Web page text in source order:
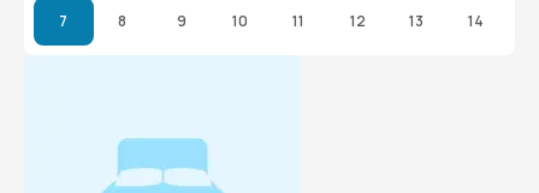
7 8 9 10 11 12 13 14